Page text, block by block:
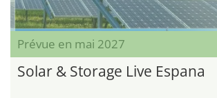
Prévue en mai 2027
Solar & Storage Live Espana